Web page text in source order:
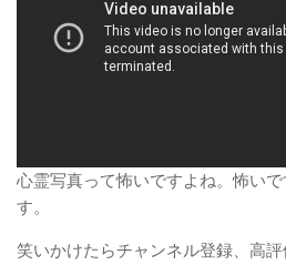
心霊写真って怖いですよね。怖い
す。
笑いかけたらチャンネル登録、高